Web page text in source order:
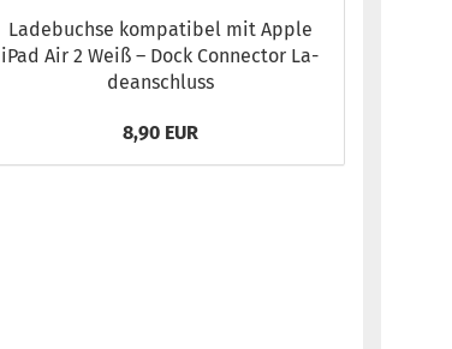
La­de­buch­se kom­pa­ti­bel mit Apple
iPad Air 2 Weiß – Dock Con­nec­tor La­
de­an­schluss
8,90 EUR